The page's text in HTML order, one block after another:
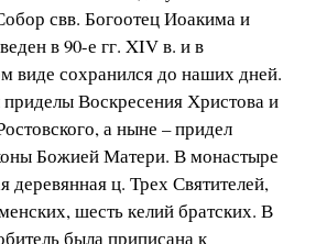
свв. Богоотец Иоакима и
в 90-е гг. XIV в. и в
виде сохранился до наших дней.
Воскресения Христова и
а ныне – придел
Божией Матери. В монастыре
деревянная ц. Трех Святителей,
шесть келий братских. В
была приписана к